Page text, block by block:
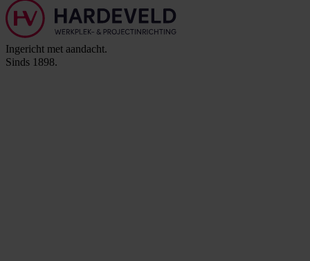
Ingericht met aandacht.
Sinds 1898.